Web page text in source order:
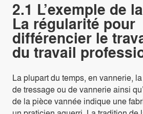
2.1 L’exemple de
La régularité pour
différencier le
du travail
La plupart du temps, en vannerie,
de tressage ou de vannerie ainsi
de la pièce vannée indique une